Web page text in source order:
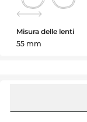
Misura delle lenti
55 mm